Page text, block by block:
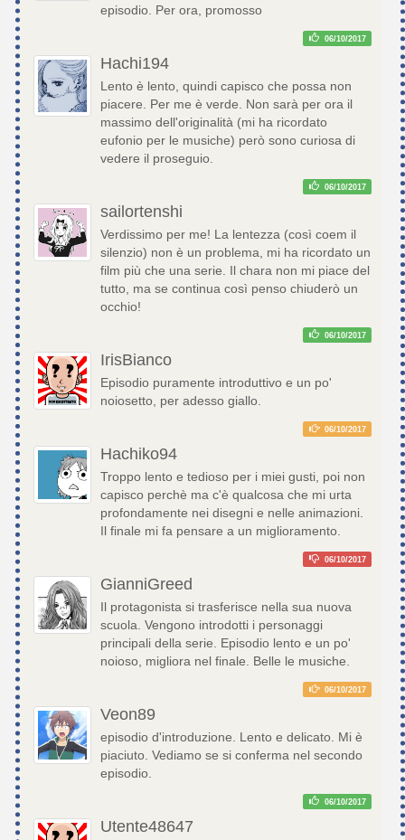
episodio. Per ora, promosso
06/10/2017
Hachi194
Lento è lento, quindi capisco che possa non
piacere. Per me è verde. Non sarà per ora il
massimo dell'originalità (mi ha ricordato
eufonio per le musiche) però sono curiosa di
vedere il proseguio.
06/10/2017
sailortenshi
Verdissimo per me! La lentezza (così coem il
silenzio) non è un problema, mi ha ricordato un
film più che una serie. Il chara non mi piace del
tutto, ma se continua così penso chiuderò un
occhio!
06/10/2017
IrisBianco
Episodio puramente introduttivo e un po'
noiosetto, per adesso giallo.
06/10/2017
Hachiko94
Troppo lento e tedioso per i miei gusti, poi non
capisco perchè ma c'è qualcosa che mi urta
profondamente nei disegni e nelle animazioni.
Il finale mi fa pensare a un miglioramento.
06/10/2017
GianniGreed
Il protagonista si trasferisce nella sua nuova
scuola. Vengono introdotti i personaggi
principali della serie. Episodio lento e un po'
noioso, migliora nel finale. Belle le musiche.
06/10/2017
Veon89
episodio d'introduzione. Lento e delicato. Mi è
piaciuto. Vediamo se si conferma nel secondo
episodio.
06/10/2017
Utente48647